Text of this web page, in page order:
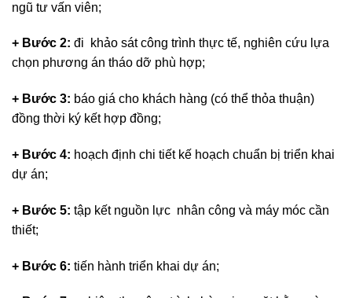
ngũ tư vấn viên;
+ Bước 2: đi khảo sát công trình thực tế, nghiên cứu lựa
chọn phương án tháo dỡ phù hợp;
+ Bước 3: báo giá cho khách hàng (có thể thỏa thuận)
đồng thời ký kết hợp đồng;
+ Bước 4: hoạch định chi tiết kế hoạch chuẩn bị triển khai
dự án;
+ Bước 5: tập kết nguồn lực nhân công và máy móc cần
thiết;
+ Bước 6: tiến hành triển khai dự án;